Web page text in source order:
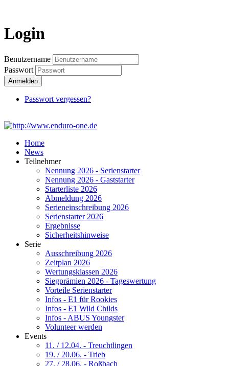
Login
Benutzername
Passwort
Anmelden
Passwort vergessen?
Home
News
Teilnehmer
Nennung 2026 - Serienstarter
Nennung 2026 - Gaststarter
Starterliste 2026
Abmeldung 2026
Serieneinschreibung 2026
Serienstarter 2026
Ergebnisse
Sicherheitshinweise
Serie
Ausschreibung 2026
Zeitplan 2026
Wertungsklassen 2026
Siegprämien 2026 - Tageswertung
Vorteile Serienstarter
Infos - E1 für Rookies
Infos - E1 Wild Childs
Infos - ABUS Youngster
Volunteer werden
Events
11. / 12.04. - Treuchtlingen
19. / 20.06. - Trieb
27. / 28.06. - Roßbach